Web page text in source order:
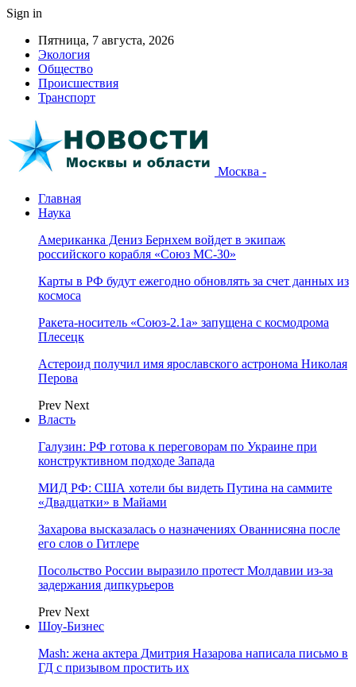
Sign in
Пятница, 7 августа, 2026
Экология
Общество
Происшествия
Транспорт
Москва -
Главная
Наука
Американка Дениз Бернхем войдет в экипаж
российского корабля «Союз МС-30»
Карты в РФ будут ежегодно обновлять за счет данных из
космоса
Ракета-носитель «Союз-2.1а» запущена с космодрома
Плесецк
Астероид получил имя ярославского астронома Николая
Перова
Prev Next
Власть
Галузин: РФ готова к переговорам по Украине при
конструктивном подходе Запада
МИД РФ: США хотели бы видеть Путина на саммите
«Двадцатки» в Майами
Захарова высказалась о назначениях Ованнисяна после
его слов о Гитлере
Посольство России выразило протест Молдавии из-за
задержания дипкурьеров
Prev Next
Шоу-Бизнес
Mash: жена актера Дмитрия Назарова написала письмо в
ГД с призывом простить их